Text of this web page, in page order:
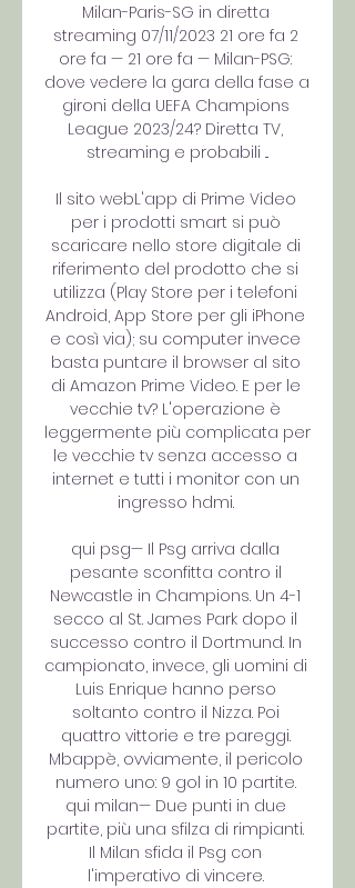
Milan-Paris-SG in diretta
streaming 07/11/2023 21 ore fa 2
ore fa — 21 ore fa — Milan-PSG:
dove vedere la gara della fase a
gironi della UEFA Champions
League 2023/24? Diretta TV,
streaming e probabili ...
Il sito webL'app di Prime Video
per i prodotti smart si può
scaricare nello store digitale di
riferimento del prodotto che si
utilizza (Play Store per i telefoni
Android, App Store per gli iPhone
e così via); su computer invece
basta puntare il browser al sito
di Amazon Prime Video. E per le
vecchie tv? L'operazione è
leggermente più complicata per
le vecchie tv senza accesso a
internet e tutti i monitor con un
ingresso hdmi.
qui psg— Il Psg arriva dalla
pesante sconfitta contro il
Newcastle in Champions. Un 4-1
secco al St. James Park dopo il
successo contro il Dortmund. In
campionato, invece, gli uomini di
Luis Enrique hanno perso
soltanto contro il Nizza. Poi
quattro vittorie e tre pareggi.
Mbappè, ovviamente, il pericolo
numero uno: 9 gol in 10 partite.
qui milan— Due punti in due
partite, più una sfilza di rimpianti.
Il Milan sfida il Psg con
l'imperativo di vincere.